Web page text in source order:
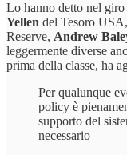
Lo hanno detto nel
Yellen del Tesoro USA,
Reserve, Andrew
leggermente diverse
prima della classe, ha
Per qualunque
policy è
supporto del
necessario